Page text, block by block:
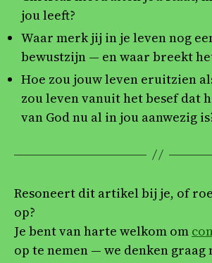
jou leeft?
Waar merk jij in je leven nog
bewustzijn — en waar breekt
Hoe zou jouw leven eruitzien
zou leven vanuit het besef dat
van God nu al in jou aanwezig
Resoneert dit artikel bij je, of
op?
Je bent van harte welkom om
op te nemen — we denken graag